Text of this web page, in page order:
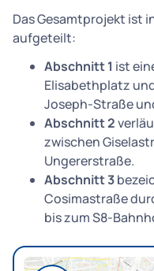
Das Gesamtprojekt ist
aufgeteilt:
Abschnitt 1 ist
Elisabethplatz
Joseph-Straße
Abschnitt 2
zwischen
Ungererstraße.
Abschnitt 3
Cosimastraße
bis zum S8-